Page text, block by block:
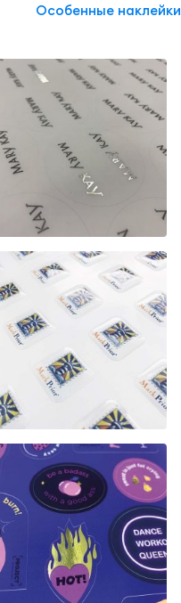
Особенные наклейки